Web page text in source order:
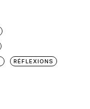
RÉFLEXIONS